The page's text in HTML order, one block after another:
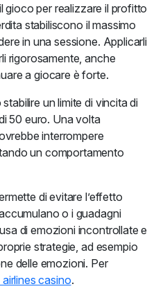
gioco per realizzare il profitto
stabiliscono il massimo
in una sessione. Applicarli
rigorosamente, anche
a giocare è forte.
un limite di vincita di
50 euro. Una volta
interrompere
un comportamento
di evitare l’effetto
o i guadagni
di emozioni incontrollate e
strategie, ad esempio
delle emozioni. Per
casino.